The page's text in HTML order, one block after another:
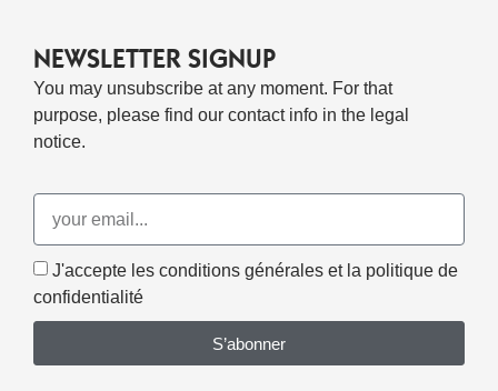
NEWSLETTER SIGNUP
You may unsubscribe at any moment. For that
purpose, please find our contact info in the legal
notice.
J'accepte les conditions générales et la politique de
confidentialité
S’abonner